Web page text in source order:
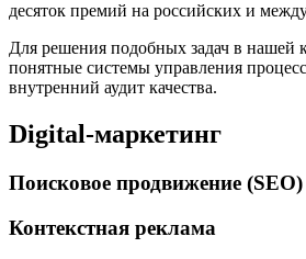
десяток премий на российских и
Для решения подобных задач в нашей
понятные системы управления
внутренний аудит качества.
Digital-маркетинг
Поисковое продвижение (SEO)
Контекстная реклама